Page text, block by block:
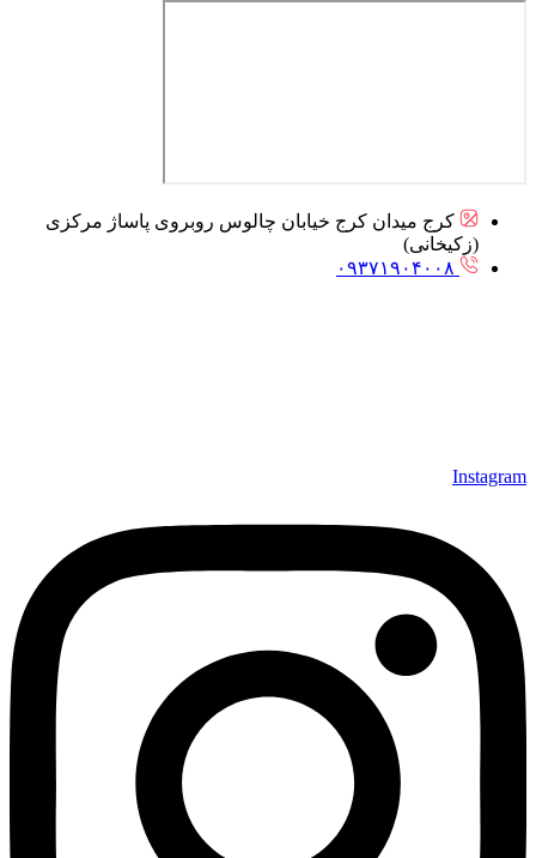
کرج میدان کرج خیابان چالوس روبروی پاساژ مرکزی
(زکیخانی)
۰۹۳۷۱۹۰۴۰۰۸
Instagram